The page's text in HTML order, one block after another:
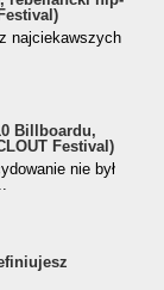
najciekawszych
Billboardu,
Festival)
nie był